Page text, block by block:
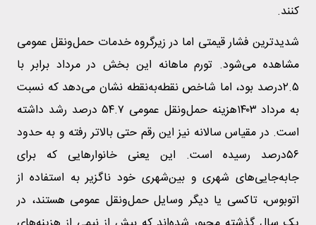
کنند.
شدیدترین فشار قیمتی اما در زیرگروه خدمات حمل‌ونقل عمومی
مشاهده می‌شود. تورم ماهانه این بخش در مرداد برابر با
۲.۵درصد بود، اما شاخص نقطه‌به‌نقطه نشان می‌دهد که نسبت
به مرداد ۱۴۰۳هزینه حمل‌ونقل عمومی ۵۴.۷ درصد رشد داشته
است. در مقیاس سالانه نیز این رقم حتی بالاتر رفته و به حدود
۵۶درصد رسیده است. این یعنی خانوارهایی که برای
جابه‌جایی‌های شهری و بین‌شهری خود ناگزیر به استفاده از
اتوبوس، تاکسی یا دیگر وسایل حمل‌ونقل عمومی هستند، در